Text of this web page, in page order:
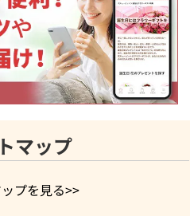
マップ
プを見る>>